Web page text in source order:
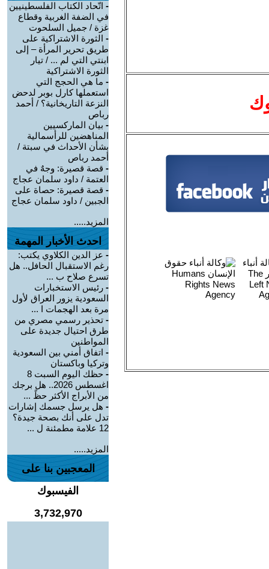
- اتّحاد الكتاب الفلسطينيين
في الضفة الغربية وقطاع
غزة / جميل السلحوت
- الثورة الاشتراكية على
طريق تحرير المرأة – إلى
ابنتي التي لم ... / تيار
الثورة الاشتراكية
- ما هي الحجج التي
استعملها كارل بوبر لدحض
النزعة التاريخانية؟ / أحمد
رباص
- بيان الماركسيين
المناهضين للرأسمالية
بشأن الأحداث في سبتة /
أحمد رباص
- قصة قصيرة: وجهٌ في
العتمة / داود سلمان عجاج
- قصة قصيرة: حصاة على
الجبين / داود سلمان عجاج
المزيد.....
احدث الأخبار المهمة
- عز الدين الكلاوي يكتب:
رغم الاستقبال الحافل.. هل
تسرع صلاح ب ...
- رئيس الاستخبارات
السعودية يزور العراق لأول
مرة بعد الهجمات ا ...
- تحذير رسمي مصري من
طرق احتيال جديدة على
المواطنين
- اتفاق أمني بين السعودية
وتركيا وباكستان
-
حظك اليوم السبت 8
اغسطس 2026.. هل برجك
من الأبراج الأكثر حظً ...
- هل يرسل جسمك إشارات
تدل على أنك بصحة جيدة؟
12 علامة مطمئنة ل ...
المزيد.....
المعجبين بنا على
الفيسبوك
3,732,970